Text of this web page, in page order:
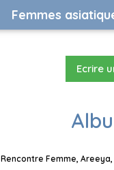
Femmes
Ecrire
Rencontre Femme, Areeya,